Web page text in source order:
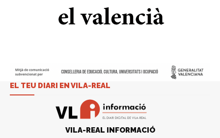
EL TEU DIARI EN VILA-REAL
VILA-REAL INFORMACIÓ